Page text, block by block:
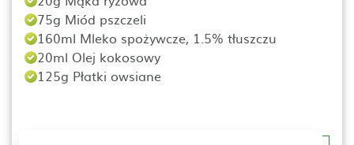
75g Miód pszczeli
160ml Mleko spożywcze, 1.5% tłuszczu
20ml Olej kokosowy
125g Płatki owsiane